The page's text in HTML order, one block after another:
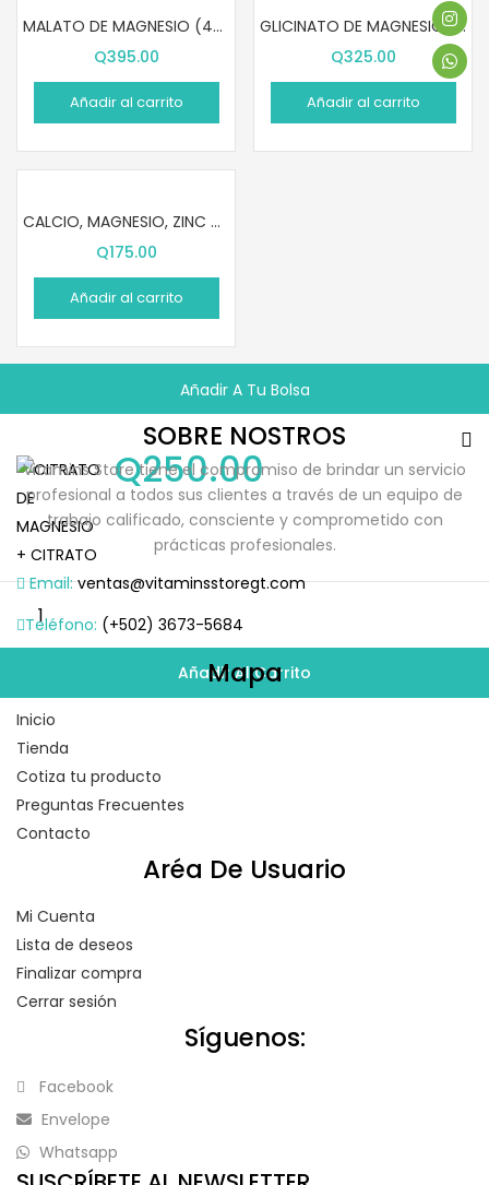
Q250.00
Añadir Al Carrito
Añadir A Tu Bolsa
MALATO DE MAGNESIO (420 CÁPSULAS)
Q395.00
Añadir al carrito
GLICINATO DE MAGNESIO (240 CÁPSULAS)
Q325.00
Añadir al carrito
CALCIO, MAGNESIO, ZINC Y VITAMINA D3 (100 PASTILLAS)
Q175.00
Añadir al carrito
SOBRE NOSTROS
Vitamins Store tiene el compromiso de brindar un servicio
profesional a todos sus clientes a través de un equipo de
trabajo calificado, consciente y comprometido con
prácticas profesionales.
Email:ventas@vitaminsstoregt.com
Teléfono: (+502) 3673-5684
Mapa
Inicio
Tienda
Cotiza tu producto
Preguntas Frecuentes
Contacto
Aréa De Usuario
Mi Cuenta
Lista de deseos
Finalizar compra
Cerrar sesión
Síguenos:
Facebook
Envelope
Whatsapp